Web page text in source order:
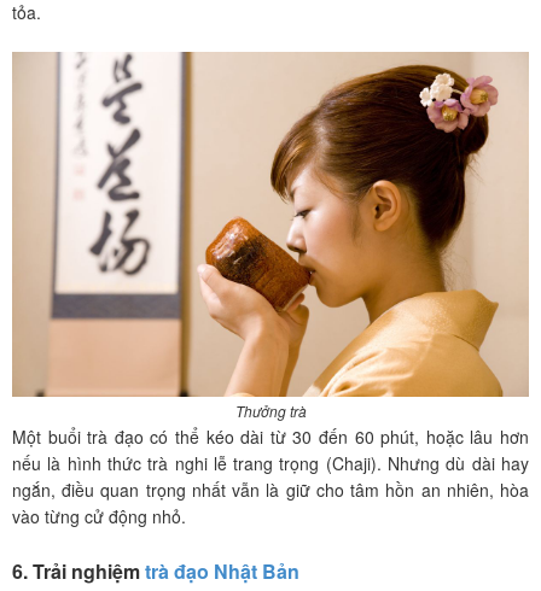
tỏa.
Thưởng trà
Một buổi trà đạo có thể kéo dài từ 30 đến 60 phút, hoặc lâu hơn
nếu là hình thức trà nghi lễ trang trọng (Chaji). Nhưng dù dài hay
ngắn, điều quan trọng nhất vẫn là giữ cho tâm hồn an nhiên, hòa
vào từng cử động nhỏ.
6. Trải nghiệmtrà đạo Nhật Bản